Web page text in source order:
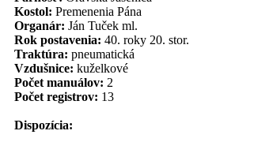
Kostol: Premenenia Pána
Organár: Ján Tuček ml.
Rok postavenia: 40. roky 20. stor.
Traktúra: pneumatická
Vzdušnice: kuželkové
Počet manuálov: 2
Počet registrov: 13
Dispozícia: